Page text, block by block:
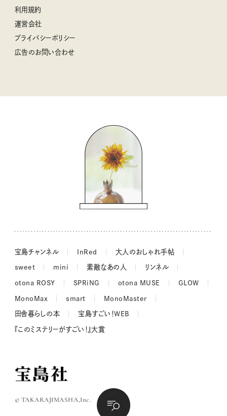
猫と一緒に心地いい暮らし
圷みほさんのゆるっと週末キャンプ通信
豆柴・まもるくんの旅日記
柳沢小実さんのお散歩するようなゆるり旅
valoさんのかわいいもの探し
コウケンテツのヒトワザ巡り
ノーラのフィンランド旅気分
吉田羊さんの着物と12のアソビゴコロ
長谷川あかりさんの今週もお疲れ様つまみ
毎日が心地よくなるリンネルタロット
利用規約
運営会社
プライバシーポリシー
広告のお問い合わせ
宝島チャンネル InRed 大人のおしゃれ手帖
sweet mini 素敵なあの人 リンネル
otona ROSY SPRiNG otona MUSE GLOW
MonoMax smart MonoMaster
田舎暮らしの本 宝島すごい！WEB
『このミステリーがすごい！』大賞
© TAKARAJIMASHA,Inc.